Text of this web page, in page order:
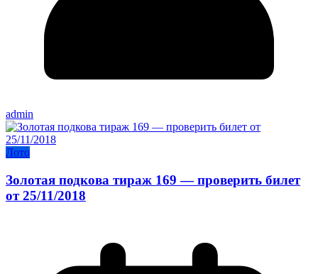
admin
Лото
Золотая подкова тираж 169 — проверить билет
от 25/11/2018